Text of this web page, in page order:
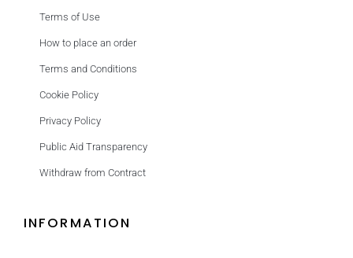
Terms of Use
How to place an order
Terms and Conditions
Cookie Policy
Privacy Policy
Public Aid Transparency
Withdraw from Contract
INFORMATION